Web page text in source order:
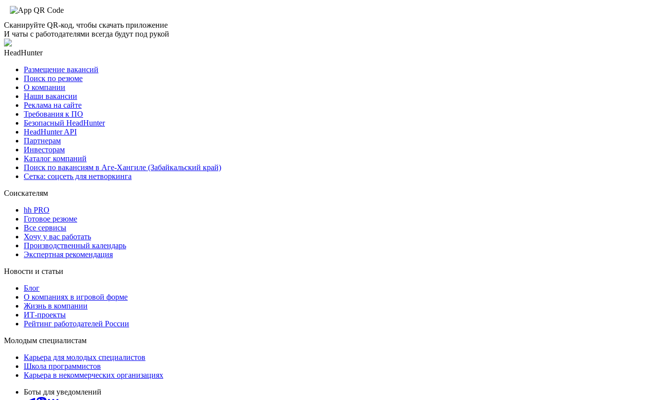
Сканируйте QR-код, чтобы скачать приложение
И чаты с работодателями всегда будут под рукой
HeadHunter
Размещение вакансий
Поиск по резюме
О компании
Наши вакансии
Реклама на сайте
Требования к ПО
Безопасный HeadHunter
HeadHunter API
Партнерам
Инвесторам
Каталог компаний
Поиск по вакансиям в Аге-Хангиле (Забайкальский край)
Сетка: соцсеть для нетворкинга
Соискателям
hh PRO
Готовое резюме
Все сервисы
Хочу у вас работать
Производственный календарь
Экспертная рекомендация
Новости и статьи
Блог
О компаниях в игровой форме
Жизнь в компании
ИТ-проекты
Рейтинг работодателей России
Молодым специалистам
Карьера для молодых специалистов
Школа программистов
Карьера в некоммерческих организациях
Боты для уведомлений